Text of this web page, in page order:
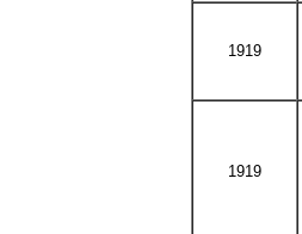
1919
1919